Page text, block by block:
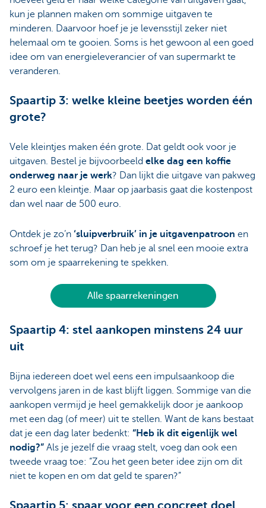
kun je plannen maken om sommige uitgaven te
minderen. Daarvoor hoef je je levensstijl zeker niet
helemaal om te gooien. Soms is het gewoon al een goed
idee om van energieleverancier of van supermarkt te
veranderen.
Spaartip 3: welke kleine beetjes worden één
grote?
Vele kleintjes maken één grote. Dat geldt ook voor je
uitgaven. Bestel je bijvoorbeeld elke dag een koffie
onderweg naar je werk? Dan lijkt die uitgave van pakweg
2 euro een kleintje. Maar op jaarbasis gaat die kostenpost
dan wel naar de 500 euro.
Ontdek je zo’n ‘sluipverbruik’ in je uitgavenpatroon en
schroef je het terug? Dan heb je al snel een mooie extra
som om je spaarrekening te spekken.
Alle spaarrekeningen
Spaartip 4: stel aankopen minstens 24 uur
uit
Bijna iedereen doet wel eens een impulsaankoop die
vervolgens jaren in de kast blijft liggen. Sommige van die
aankopen vermijd je heel gemakkelijk door je aankoop
met een dag (of meer) uit te stellen. Want de kans bestaat
dat je een dag later bedenkt: “Heb ik dit eigenlijk wel
nodig?” Als je jezelf die vraag stelt, voeg dan ook een
tweede vraag toe: “Zou het geen beter idee zijn om dit
niet te kopen en om dat geld te sparen?”
Spaartip 5: spaar voor een concreet doel